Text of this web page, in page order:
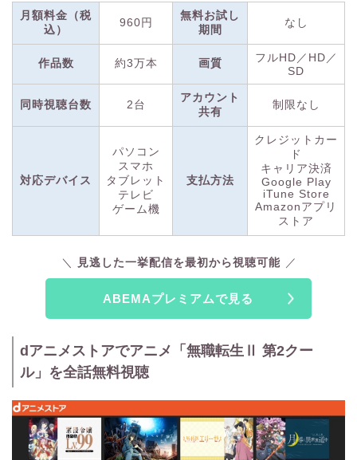
ABEMAプレミアムは、ABEMAで放送されている番組の過去動
画や、プレミアム対象作品が見放題の有料プランです。
ABEMAとは、テレビ朝日系列のインターネットTVプラットフ
ォームであり、地上波のテレビと同じく、リアルタイムの放送
ABEMAプレミアムには、無料のスタンダードプランにはな
い、さまざまな機能があります。スタンダードプランでは、番
組の放送後1週間までしか視聴できませんが、
ABEMAプレミ
アムなら過去動画をはじめからすべて視聴可能。
さらに、放送中の番組を最初から再生できる追っかけ再生にも
対応。放送時間に間にあわなくても、全編を見逃さずに視聴で
アルタイムのコメントを閲覧できるので、ライブ感が好きな方
にもピッタリ。
また、3万本以上の映画やドラマが見放題なのも魅力！ABEMA
リティーショーなどの他サービスで観られないジャンルも充実
しています。
普段ABEMAを観られている方はもちろん、地上波のテレビ代
わりとしてもおすすめ！ぜひこの機会にABEMAプレミアムを
利用してみてください。
月額料金（税
込）
960円
無料お試し
期間
なし
作品数 約3万本 画質
フルHD／HD／
SD
同時視聴台数 2台
アカウント
共有
制限なし
対応デバイス
パソコン
スマホ
タブレット
テレビ
ゲーム機
支払方法
クレジットカー
ド
キャリア決済
Google Play
iTune Store
Amazonアプリ
ストア
見逃した一挙配信を最初から視聴可能
ABEMAプレミアムで見る
dアニメストアでアニメ「無職転生Ⅱ 第2クー
ル」を全話無料視聴